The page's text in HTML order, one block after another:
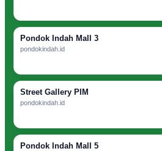
Pondok Indah Mall 3
pondokindah.id
Street Gallery PIM
pondokindah.id
Pondok Indah Mall 5